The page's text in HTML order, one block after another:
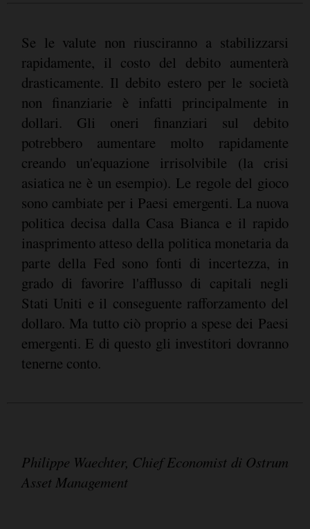
Se le valute non riusciranno a stabilizzarsi
rapidamente, il costo del debito aumenterà
drasticamente. Il debito estero per le società
non finanziarie è infatti principalmente in
dollari. Gli oneri finanziari sul debito
potrebbero aumentare molto rapidamente
creando un'equazione irrisolvibile (la crisi
asiatica ne è un esempio). Le regole del gioco
sono cambiate per i Paesi emergenti. La nuova
politica decisa dalla Casa Bianca e il rapido
inasprimento atteso della politica monetaria da
parte della Fed sono fonti di incertezza, in
grado di favorire l'afflusso di capitali negli
Stati Uniti e il conseguente rafforzamento del
dollaro. Ma tutto ciò proprio a spese dei Paesi
emergenti. E di questo gli investitori dovranno
tenerne conto.
Philippe Waechter, Chief Economist di Ostrum
Asset Management